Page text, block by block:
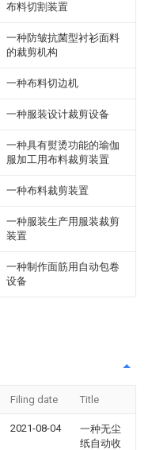
布料切割装置
一种防皱抗菌型衬衫面料
的裁剪机构
一种布料切边机
一种服装设计裁剪设备
一种具有熨烫功能的瑜伽
服加工用布料裁剪装置
一种布料裁剪装置
一种服装生产用服装裁剪
装置
一种制作面筋用自动包卷
设备
Filing date Title
2021-08-04
一种无尘
纸自动收